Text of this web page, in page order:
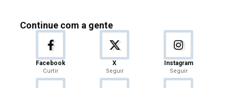
Continue com a gente
Facebook
Curtir
X
Seguir
Instagram
Seguir